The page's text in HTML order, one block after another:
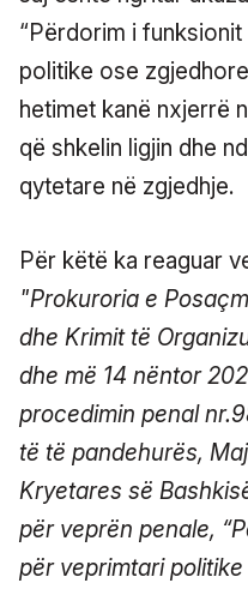
“Përdorim i
politike ose
hetimet kanë nxjerrë
që shkelin ligjin dhe
qytetare në zgjedhje.
Për këtë ka reaguar
"Prokuroria e
dhe Krimit të
dhe më 14 nëntor
procedimin penal
të të pandehurës,
Kryetares së
për veprën penale,
për veprimtari politike